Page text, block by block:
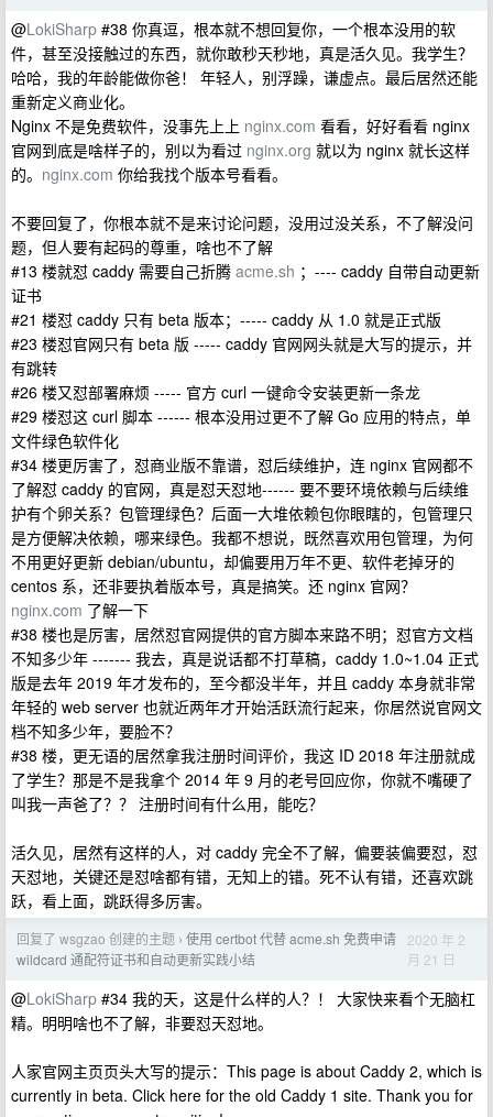
@LokiSharp #38 你真逗，根本就不想回复你，一个根本没用的软
件，甚至没接触过的东西，就你敢秒天秒地，真是活久见。我学生？
哈哈，我的年龄能做你爸！ 年轻人，别浮躁，谦虚点。最后居然还能
重新定义商业化。
Nginx 不是免费软件，没事先上上 nginx.com 看看，好好看看 nginx
官网到底是啥样子的，别以为看过 nginx.org 就以为 nginx 就长这样
的。 nginx.com 你给我找个版本号看看。
不要回复了，你根本就不是来讨论问题，没用过没关系，不了解没问
题，但人要有起码的尊重，啥也不了解
#13 楼就怼 caddy 需要自己折腾 acme.sh ；---- caddy 自带自动更新
证书
#21 楼怼 caddy 只有 beta 版本；----- caddy 从 1.0 就是正式版
#23 楼怼官网只有 beta 版 ----- caddy 官网网头就是大写的提示，并
有跳转
#26 楼又怼部署麻烦 ----- 官方 curl 一键命令安装更新一条龙
#29 楼怼这 curl 脚本 ------ 根本没用过更不了解 Go 应用的特点，单
文件绿色软件化
#34 楼更厉害了，怼商业版不靠谱，怼后续维护，连 nginx 官网都不
了解怼 caddy 的官网，真是怼天怼地------ 要不要环境依赖与后续维
护有个卵关系？包管理绿色？后面一大堆依赖包你眼瞎的，包管理只
是方便解决依赖，哪来绿色。我都不想说，既然喜欢用包管理，为何
不用更好更新 debian/ubuntu，却偏要用万年不更、软件老掉牙的
centos 系，还非要执着版本号，真是搞笑。还 nginx 官网？
nginx.com 了解一下
#38 楼也是厉害，居然怼官网提供的官方脚本来路不明；怼官方文档
不知多少年 ------- 我去，真是说话都不打草稿，caddy 1.0~1.04 正式
版是去年 2019 年才发布的，至今都没半年，并且 caddy 本身就非常
年轻的 web server 也就近两年才开始活跃流行起来，你居然说官网文
档不知多少年，要脸不？
#38 楼，更无语的居然拿我注册时间评价，我这 ID 2018 年注册就成
了学生？那是不是我拿个 2014 年 9 月的老号回应你，你就不嘴硬了
叫我一声爸了？？ 注册时间有什么用，能吃？
活久见，居然有这样的人，对 caddy 完全不了解，偏要装偏要怼，怼
天怼地，关键还是怼啥都有错，无知上的错。死不认有错，还喜欢跳
跃，看上面，跳跃得多厉害。
回复了 wsgzao 创建的主题 › 使用 certbot 代替 acme.sh 免费申请
wildcard 通配符证书和自动更新实践小结
2020 年 2
月 21 日
@LokiSharp #34 我的天，这是什么样的人？！ 大家快来看个无脑杠
精。明明啥也不了解，非要怼天怼地。
人家官网主页页头大写的提示：This page is about Caddy 2, which is
currently in beta. Click here for the old Caddy 1 site. Thank you for